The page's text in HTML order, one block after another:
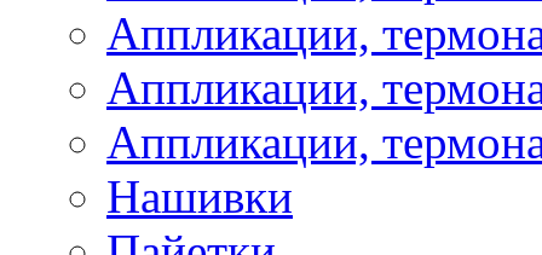
Аппликации,
Аппликации,
Аппликации,
Нашивки